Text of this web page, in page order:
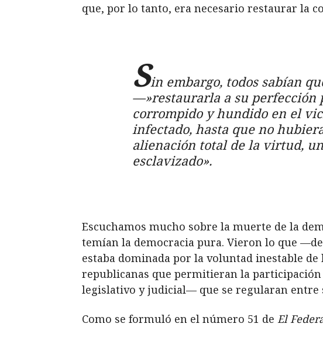
que, por lo tanto, era necesario restaurar la
Sin embargo, todos sabían
—»restaurarla a su perfección
corrompido y hundido en el
infectado, hasta que no
alienación total de la virtud,
esclavizado».
Escuchamos mucho sobre la muerte de la
temían la democracia pura. Vieron lo que
estaba dominada por la voluntad inestable
republicanas que permitieran la
legislativo y judicial— que se regularan entre
Como se formuló en el número 51 de El